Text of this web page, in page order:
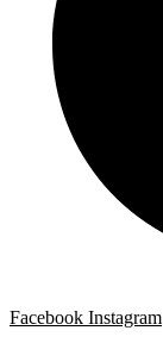
Facebook Instagram